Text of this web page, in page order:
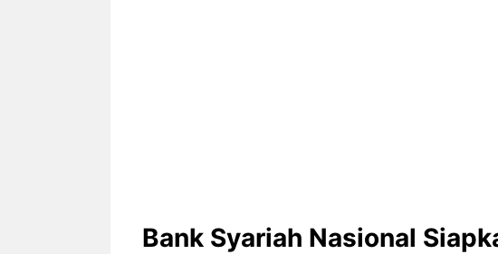
Bank Syariah Nasional